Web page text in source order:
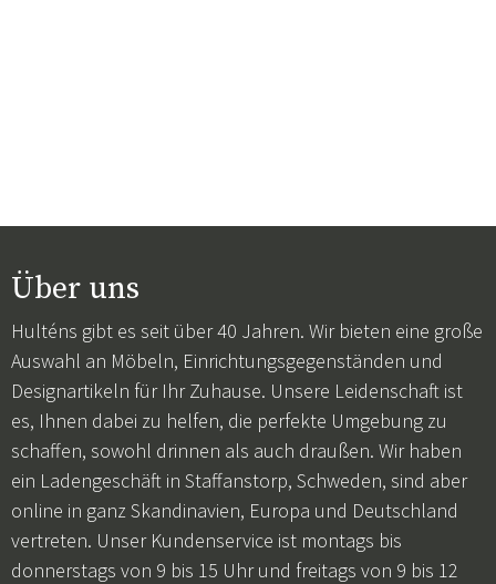
Über uns
Hulténs gibt es seit über 40 Jahren. Wir bieten eine große
Auswahl an Möbeln, Einrichtungsgegenständen und
Designartikeln für Ihr Zuhause. Unsere Leidenschaft ist
es, Ihnen dabei zu helfen, die perfekte Umgebung zu
schaffen, sowohl drinnen als auch draußen. Wir haben
ein Ladengeschäft in Staffanstorp, Schweden, sind aber
online in ganz Skandinavien, Europa und Deutschland
vertreten. Unser Kundenservice ist montags bis
donnerstags von 9 bis 15 Uhr und freitags von 9 bis 12